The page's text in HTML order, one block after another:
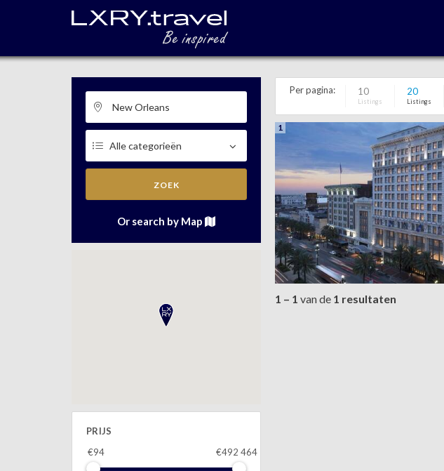
ZOEK
Or search by Map
PRIJS
€94
€492 464
Per pagina: 10
Listings
20
Listings
1
1 – 1 van de 1 resultaten